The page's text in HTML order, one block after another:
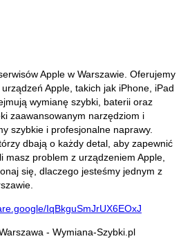
Apple w Warszawie. Oferujemy
Apple, takich jak iPhone, iPad
wymianę szybki, baterii oraz
zaawansowanym narzędziom i
szybkie i profesjonalne naprawy.
dbają o każdy detal, aby zapewnić
masz problem z urządzeniem Apple,
się, dlaczego jesteśmy jednym z
IqBkguSmJrUX6EOxJ
- Wymiana-Szybki.pl